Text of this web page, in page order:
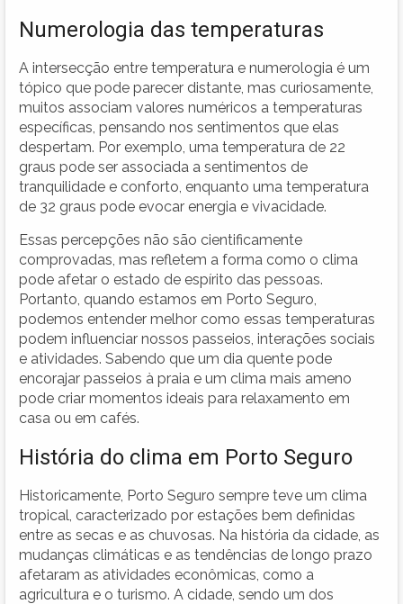
Numerologia das temperaturas
A intersecção entre temperatura e numerologia é um
tópico que pode parecer distante, mas curiosamente,
muitos associam valores numéricos a temperaturas
específicas, pensando nos sentimentos que elas
despertam. Por exemplo, uma temperatura de 22
graus pode ser associada a sentimentos de
tranquilidade e conforto, enquanto uma temperatura
de 32 graus pode evocar energia e vivacidade.
Essas percepções não são cientificamente
comprovadas, mas refletem a forma como o clima
pode afetar o estado de espírito das pessoas.
Portanto, quando estamos em Porto Seguro,
podemos entender melhor como essas temperaturas
podem influenciar nossos passeios, interações sociais
e atividades. Sabendo que um dia quente pode
encorajar passeios à praia e um clima mais ameno
pode criar momentos ideais para relaxamento em
casa ou em cafés.
História do clima em Porto Seguro
Historicamente, Porto Seguro sempre teve um clima
tropical, caracterizado por estações bem definidas
entre as secas e as chuvosas. Na história da cidade, as
mudanças climáticas e as tendências de longo prazo
afetaram as atividades econômicas, como a
agricultura e o turismo. A cidade, sendo um dos